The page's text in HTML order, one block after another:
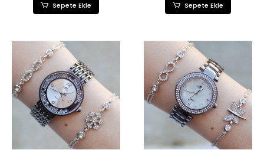
Sepete Ekle Sepete Ekle